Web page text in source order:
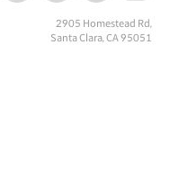
2905 Homestead Rd,
Santa Clara, CA 95051